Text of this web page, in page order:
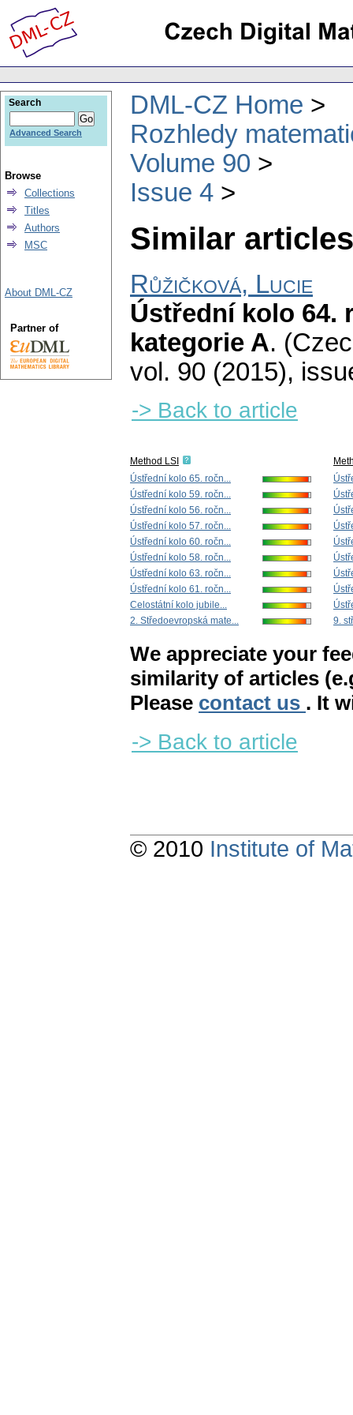
DML-CZ Home
Rozhledy
Volume 90
Issue 4
Similar
Růžičková, Lucie
Ústřední kolo 64.
kategorie A.
vol. 90 (2015),
-> Back to article
Method LSI
Ústřední kolo 65. ročn...
Ústřední kolo 59. ročn...
Ústřední kolo 56. ročn...
Ústřední kolo 57. ročn...
Ústřední kolo 60. ročn...
Ústřední kolo 58. ročn...
Ústřední kolo 63. ročn...
Ústřední kolo 61. ročn...
Celostátní kolo jubile...
2. Středoevropská mate...
9.
We appreciate your
similarity of articles
Please contact us . It
-> Back to article
Search
Advanced Search
Browse
Collections
Titles
Authors
MSC
About DML-CZ
Partner of
© 2010 Institute of